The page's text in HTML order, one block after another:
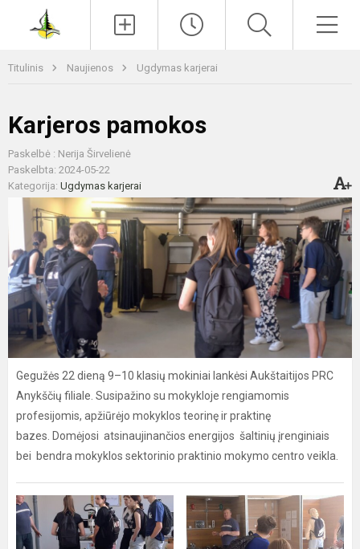
Titulinis Naujienos Ugdymas karjerai
Karjeros pamokos
Paskelbė : Nerija Širvelienė
Paskelbta: 2024-05-22
Kategorija: Ugdymas karjerai
Gegužės 22 dieną 9–10 klasių mokiniai lankėsi Aukštaitijos PRC
Anykščių filiale. Susipažino su mokykloje rengiamomis
profesijomis, apžiūrėjo mokyklos teorinę ir praktinę
bazes. Domėjosi atsinaujinančios energijos šaltinių įrenginiais
bei bendra mokyklos sektorinio praktinio mokymo centro veikla.